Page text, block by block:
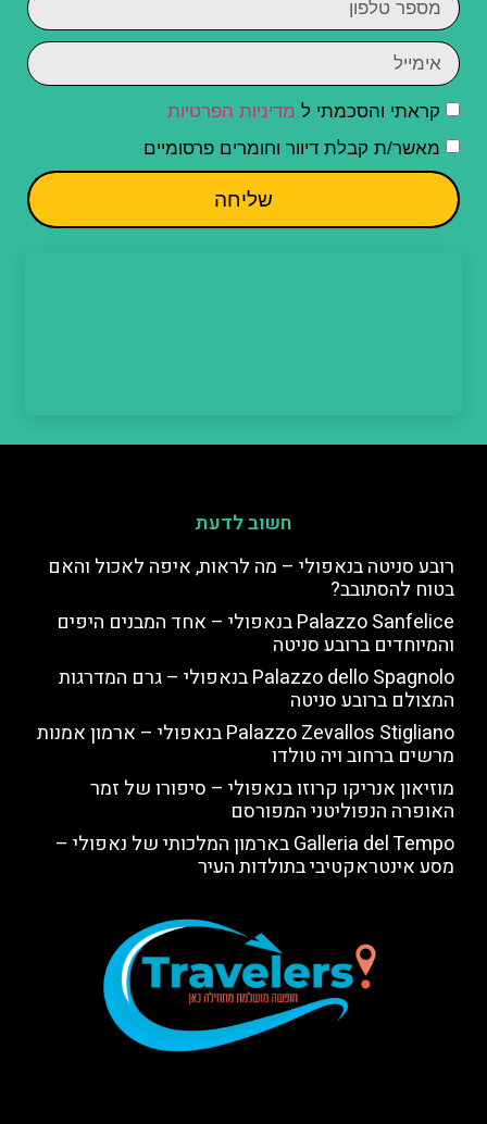
קראתי והסכמתי ל מדיניות הפרטיות
מאשר/ת קבלת דיוור וחומרים פרסומיים
שליחה
חשוב לדעת
רובע סניטה בנאפולי – מה לראות, איפה לאכול והאם
בטוח להסתובב?
Palazzo Sanfelice בנאפולי – אחד המבנים היפים
והמיוחדים ברובע סניטה
Palazzo dello Spagnolo בנאפולי – גרם המדרגות
המצולם ברובע סניטה
Palazzo Zevallos Stigliano בנאפולי – ארמון אמנות
מרשים ברחוב ויה טולדו
מוזיאון אנריקו קרוזו בנאפולי – סיפורו של זמר
האופרה הנפוליטני המפורסם
Galleria del Tempo בארמון המלכותי של נאפולי –
מסע אינטראקטיבי בתולדות העיר